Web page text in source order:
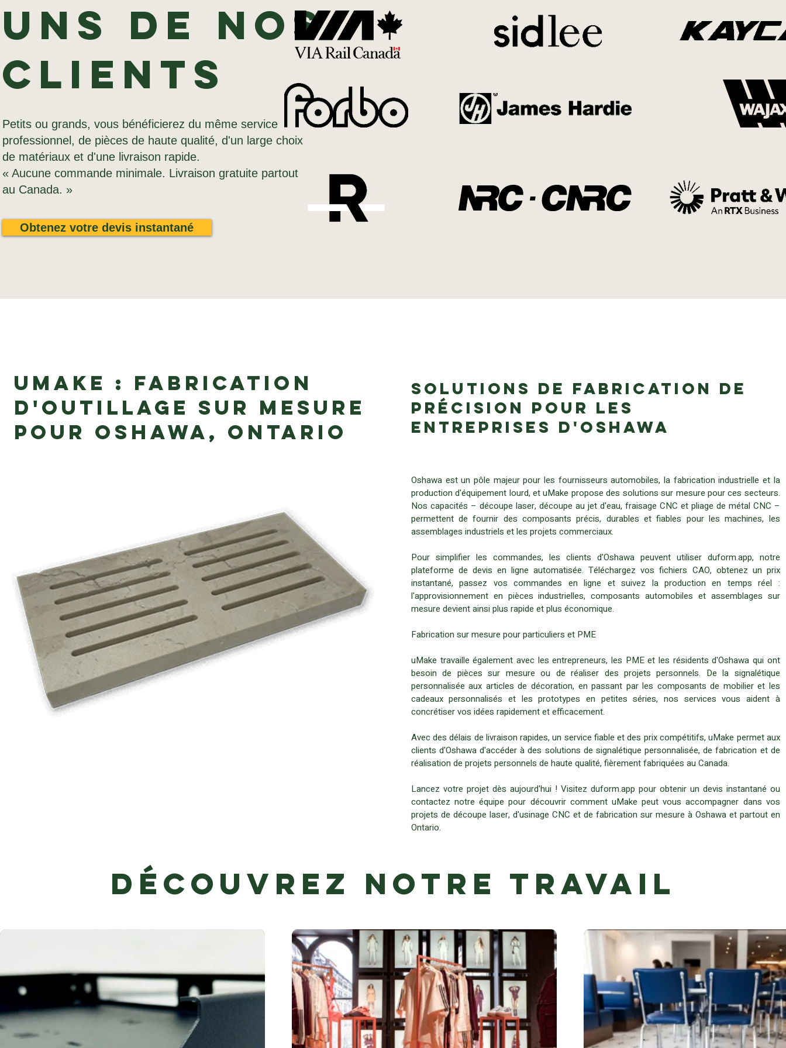
uns de nos
clients
Petits ou grands, vous bénéficierez du même service
professionnel, de pièces de haute qualité, d'un large choix
de matériaux et d'une livraison rapide.
« Aucune commande minimale. Livraison gratuite partout
au Canada. »
Obtenez votre devis instantané
uMake : Fabrication
d'outillage sur mesure
pour Oshawa, Ontario
Solutions de fabrication de
précision pour les
entreprises d'Oshawa
Oshawa est un pôle majeur pour les fournisseurs automobiles, la fabrication industrielle et la
production d'équipement lourd, et uMake propose des solutions sur mesure pour ces secteurs.
Nos capacités – découpe laser, découpe au jet d'eau, fraisage CNC et pliage de métal CNC –
permettent de fournir des composants précis, durables et fiables pour les machines, les
assemblages industriels et les projets commerciaux.
Pour simplifier les commandes, les clients d'Oshawa peuvent utiliser duform.app, notre
plateforme de devis en ligne automatisée. Téléchargez vos fichiers CAO, obtenez un prix
instantané, passez vos commandes en ligne et suivez la production en temps réel :
l'approvisionnement en pièces industrielles, composants automobiles et assemblages sur
mesure devient ainsi plus rapide et plus économique.
Fabrication sur mesure pour particuliers et PME
uMake travaille également avec les entrepreneurs, les PME et les résidents d'Oshawa qui ont
besoin de pièces sur mesure ou de réaliser des projets personnels. De la signalétique
personnalisée aux articles de décoration, en passant par les composants de mobilier et les
cadeaux personnalisés et les prototypes en petites séries, nos services vous aident à
concrétiser vos idées rapidement et efficacement.
Avec des délais de livraison rapides, un service fiable et des prix compétitifs, uMake permet aux
clients d'Oshawa d'accéder à des solutions de signalétique personnalisée, de fabrication et de
réalisation de projets personnels de haute qualité, fièrement fabriquées au Canada.
Lancez votre projet dès aujourd'hui ! Visitez duform.app pour obtenir un devis instantané ou
contactez notre équipe pour découvrir comment uMake peut vous accompagner dans vos
projets de découpe laser, d'usinage CNC et de fabrication sur mesure à Oshawa et partout en
Ontario.
Découvrez notre travail